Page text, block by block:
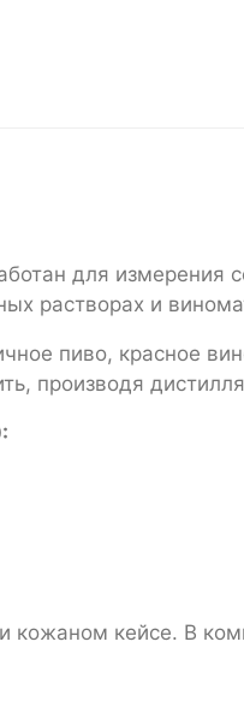
для измерения
растворах и
пиво, красное
производя
кейсе. В